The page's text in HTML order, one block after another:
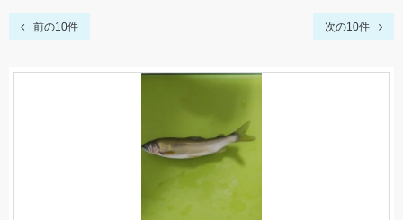
前の10件 次の10件